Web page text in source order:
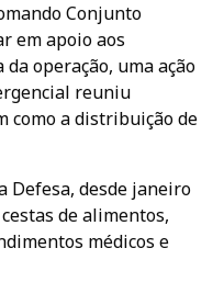
Conjunto
em apoio aos
operação, uma ação
reuniu
como a distribuição de
Defesa, desde janeiro
de alimentos,
médicos e